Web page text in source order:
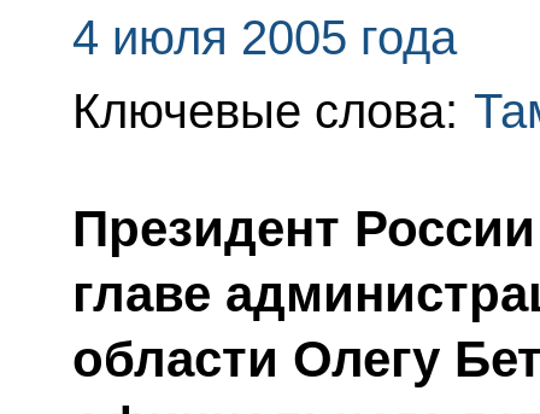
4 июля 2005 года
Ключевые слова:
Президент
главе
области Олегу